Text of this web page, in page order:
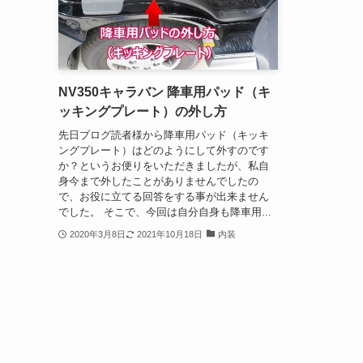
NV350キャラバン 降車用パッド（キ
ッキングプレート）の外し方
先日ブログ読者様から降車用パッド（キッキ
ングプレート）はどのようにして外すのです
か？というお便りをいただきましたが、私自
身今まで外したことがありませんでしたの
で、お役に立てる回答をする事が出来ません
でした。 そこで、今回は自分自身も降車用...
2020年3月8日 2021年10月18日 内装